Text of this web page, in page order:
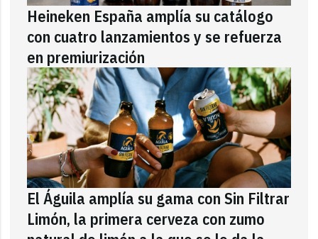
Heineken España amplía su catálogo
con cuatro lanzamientos y se refuerza
en premiurización
El Águila amplía su gama con Sin Filtrar
Limón, la primera cerveza con zumo